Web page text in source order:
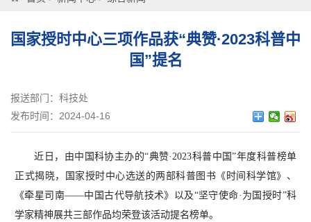
国家授时中心三项作品获“典赞·2023科普中
国”提名
报送部门：科技处
发布时间：2024-04-16
近日，由中国科协主办的“典赞·2023科普中国”年度科普榜单
正式揭晓，国家授时中心选送的两部科普图书《时间科学馆》、
《牵星司南——中国古代导航技术》以及“坚守使命·为国授时”科
学家精神展共三部作品均荣登该活动提名榜单。